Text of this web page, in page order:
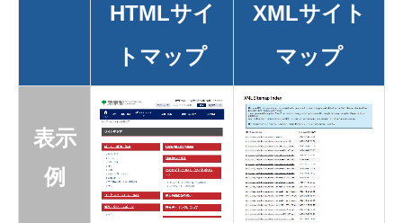
HTMLサイ
トマップ
XMLサイト
マップ
表示
例